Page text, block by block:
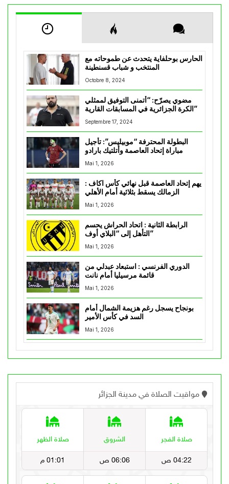
الحارس بوحلفاية يتحدث عن طموحاته مع
المنتخب و شباب قسنطينة
Octobre 8, 2024
مضوي يصرّح: “أتمنى التوفيق لممثلي
الكرة الجزائرية في المسابقات القارية”
Septembre 17, 2024
البطولة المحترفة “موبيليس”: تأجيل
مباراة إتحاد العاصمة وأتلتيك بارادو
Mai 1, 2026
يهم إتحاد العاصمة قبل نهائي كأس اكاف :
Mai 1, 2026
الرابطة الثانية : اتحاد الحراش يحسم
التأهل إلى “البلاي أوف”
Mai 1, 2026
الدوري الفرنسي : استبعاد عبدلي من
قائمة مرسيليا أمام نانت
Mai 1, 2026
بونجاح يسجل رغم هزيمة الشمال أمام
السد في كأس الأمير
Mai 1, 2026